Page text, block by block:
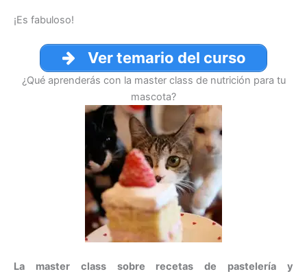
¡Es fabuloso!
Ver temario del curso
¿Qué aprenderás con la master class de nutrición para tu
mascota?
La master class sobre recetas de pastelería y